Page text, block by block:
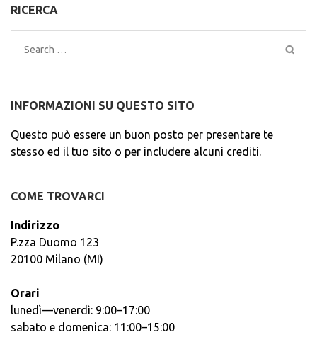
RICERCA
Search
for:
INFORMAZIONI SU QUESTO SITO
Questo può essere un buon posto per presentare te
stesso ed il tuo sito o per includere alcuni crediti.
COME TROVARCI
Indirizzo
P.zza Duomo 123
20100 Milano (MI)
Orari
lunedì—venerdì: 9:00–17:00
sabato e domenica: 11:00–15:00